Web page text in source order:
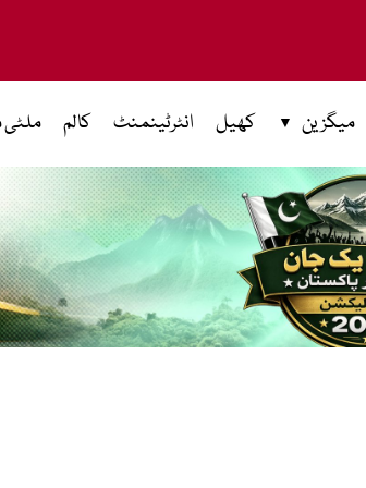
میگزین کھیل انٹرٹینمنٹ کالم ملٹی